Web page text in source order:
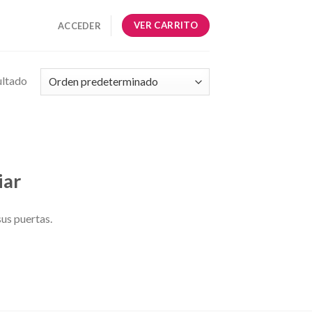
ACCEDER VER CARRITO
puertas.